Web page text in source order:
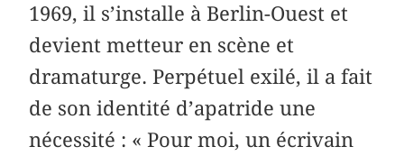
1969, il s’installe à Berlin-Ouest et
devient metteur en scène et
dramaturge. Perpétuel exilé, il a fait
de son identité d’apatride une
nécessité : « Pour moi, un écrivain